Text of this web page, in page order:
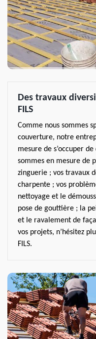
Des travaux
FILS
Comme nous sommes
couverture, notre
mesure de s’occuper
sommes en mesure de
zinguerie ; vos travaux
charpente ; vos
nettoyage et le
pose de gouttière ; la
et le ravalement de
vos projets, n’hésitez
FILS.